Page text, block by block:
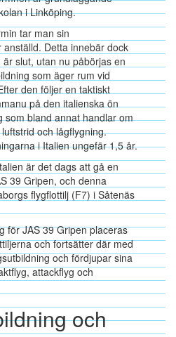
i Linköping.
tar man sin
Detta innebär dock
slut, utan nu påbörjas en
som äger rum vid
den följer en taktiskt
på den italienska ön
som bland annat handlar om
och lågflygning.
i Italien ungefär 1,5 år.
är det dags att gå en
39 Gripen, och denna
flygflottilj (F7) i Såtenäs
för JAS 39 Gripen placeras
och fortsätter där med
och fördjupar sina
attackflyg och
och